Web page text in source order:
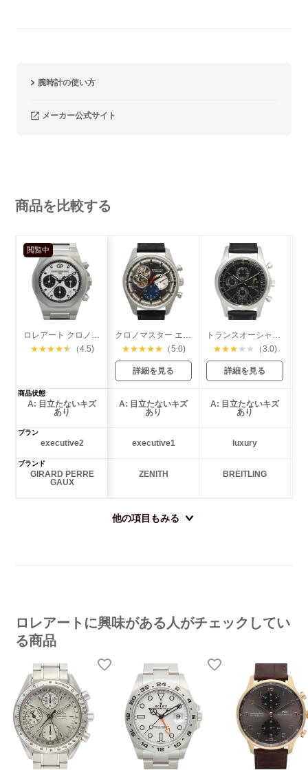
腕時計の使い方
メーカー公式サイト
商品を比較する
閲覧中
ロレアート クロノグラフ 42mm
★★★★★ （4.5)
クロノマスター エルプリメロ オープン
★★★★★ （5.0)
詳細を見る
トランスオーシャン クロノグラフ
★★★ ★ ★ （3.0)
詳細を見る
商品状態
A: 目立たないキズ
あり
A: 目立たないキズ
あり
A: 目立たないキズ
あり
プラン
executive2 executive1 luxury
ブランド
GIRARD PERRE
GAUX
ZENITH BREITLING
他の項目もみる
ロレアートに興味がある人がチェックしてい
る商品